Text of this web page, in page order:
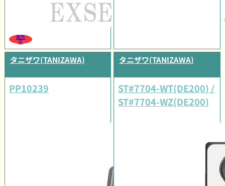
販売
可
タニザワ(TANIZAWA)
PP10239
タニザワ(TANIZAWA)
ST#7704-WT(DE200) /
ST#7704-WZ(DE200)